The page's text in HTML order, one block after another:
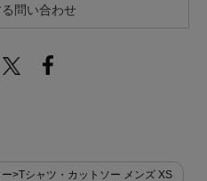
問い合わせ
>Tシャツ・カットソー メンズ XS